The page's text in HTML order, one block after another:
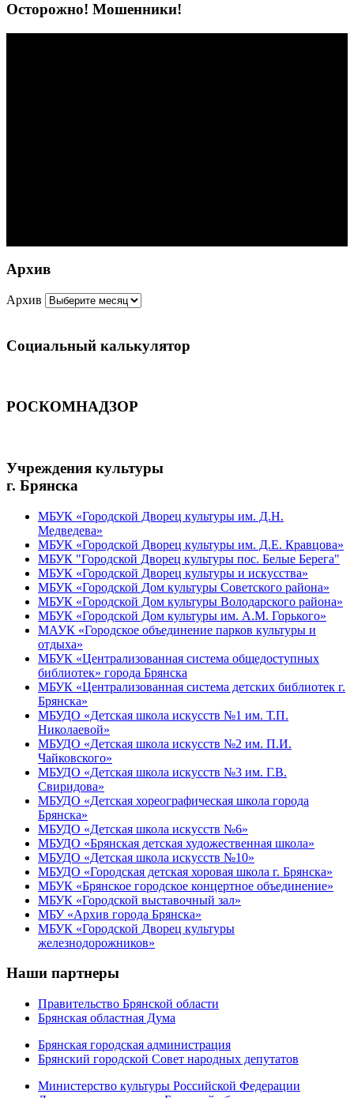
Осторожно! Мошенники!
Архив
Архив
Социальный калькулятор
РОСКОМНАДЗОР
Учреждения культуры
г. Брянска
МБУК «Городской Дворец культуры им. Д.Н.
Медведева»
МБУК «Городской Дворец культуры им. Д.Е. Кравцова»
МБУК "Городской Дворец культуры пос. Белые Берега"
МБУК «Городской Дворец культуры и искусства»
МБУК «Городской Дом культуры Советского района»
МБУК «Городской Дом культуры Володарского района»
МБУК «Городской Дом культуры им. А.М. Горького»
МАУК «Городское объединение парков культуры и
отдыха»
МБУК «Централизованная система общедоступных
библиотек» города Брянска
МБУК «Централизованная система детских библиотек г.
Брянска»
МБУДО «Детская школа искусств №1 им. Т.П.
Николаевой»
МБУДО «Детская школа искусств №2 им. П.И.
Чайковского»
МБУДО «Детская школа искусств №3 им. Г.В.
Свиридова»
МБУДО «Детская хореографическая школа города
Брянска»
МБУДО «Детская школа искусств №6»
МБУДО «Брянская детская художественная школа»
МБУДО «Детская школа искусств №10»
МБУДО «Городская детская хоровая школа г. Брянска»
МБУК «Брянское городское концертное объединение»
МБУК «Городской выставочный зал»
МБУ «Архив города Брянска»
МБУК «Городской Дворец культуры
железнодорожников»
Наши партнеры
Правительство Брянской области
Брянская областная Дума
Брянская городская администрация
Брянский городской Совет народных депутатов
Министерство культуры Российской Федерации